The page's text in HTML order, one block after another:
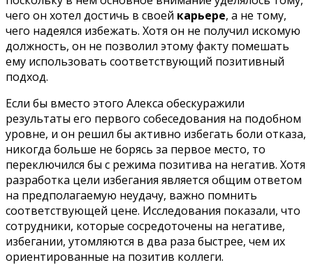
чего он хотел достичь в своей карьере, а не тому,
чего надеялся избежать. Хотя он не получил искомую
должность, он не позволил этому факту помешать
ему использовать соответствующий позитивный
подход.
Если бы вместо этого Алекса обескуражили
результаты его первого собеседования на подобном
уровне, и он решил бы активно избегать боли отказа,
никогда больше не борясь за первое место, то
переключился бы с режима позитива на негатив. Хотя
разработка цели избегания является общим ответом
на предполагаемую неудачу, важно помнить
соответствующей цене. Исследования показали, что
сотрудники, которые сосредоточены на негативе,
избегании, утомляются в два раза быстрее, чем их
ориентированные на позитив коллеги.